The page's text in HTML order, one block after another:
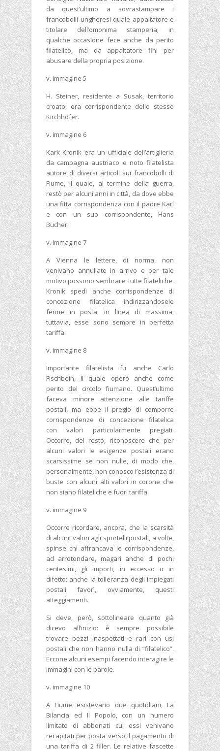
da quest’ultimo a sovrastampare i
francobolli ungheresi quale appaltatore e
titolare dell’omonima stamperia; in
qualche occasione fece anche da perito
filatelico, ma da appaltatore finì per
abusare della propria posizione.
v. immagine 5
H. Steiner, residente a Susak, territorio
croato, era corrispondente dello stesso
Kirchhofer.
v. immagine 6
Kark Kronik era un ufficiale dell’artiglieria
da campagna austriaco e noto filatelista
autore di diversi articoli sui francobolli di
Fiume, il quale, al termine della guerra,
restò per alcuni anni in città, da dove ebbe
una fitta corrispondenza con il padre Karl
e con un suo corrispondente, Hans
Bucher.
v. immagine 7
A Vienna le lettere, di norma, non
venivano annullate in arrivo e per tale
motivo possono sembrare tutte filateliche.
Kronik spedì anche corrispondenze di
concezione filatelica indirizzandosele
ferme in posta; in linea di massima,
tuttavia, esse sono sempre in perfetta
tariffa.
v. immagine 8
Importante filatelista fu anche Carlo
Fischbein, il quale operò anche come
perito del circolo fiumano. Quest’ultimo
faceva minore attenzione alle tariffe
postali, ma ebbe il pregio di comporre
corrispondenze di concezione filatelica
con valori particolarmente pregiati.
Occorre, del resto, riconoscere che per
alcuni valori le esigenze postali erano
scarsissime se non nulle, di modo che,
personalmente, non conosco l’esistenza di
buste con alcuni alti valori in corone che
non siano filateliche e fuori tariffa.
v. immagine 9
Occorre ricordare, ancora, che la scarsità
di alcuni valori agli sportelli postali, a volte,
spinse chi affrancava le corrispondenze,
ad arrotondare, magari anche di pochi
centesimi, gli importi, in eccesso o in
difetto; anche la tolleranza degli impiegati
postali favorì, ovviamente, questi
atteggiamenti.
Si deve, però, sottolineare quanto già
dicevo all’inizio: è sempre possibile
trovare pezzi inaspettati e rari con usi
postali che non hanno nulla di “filatelico”.
Eccone alcuni esempi facendo interagire le
immagini con le parole.
v. immagine 10
A Fiume esistevano due quotidiani, La
Bilancia ed Il Popolo, con un numero
limitato di abbonati cui essi venivano
recapitati per posta verso il pagamento di
una tariffa di 2 filler. Le relative fascette